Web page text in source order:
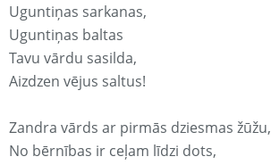
Uguntiņas sarkanas,
Uguntiņas baltas
Tavu vārdu sasilda,
Aizdzen vējus saltus!
Zandra vārds ar pirmās dziesmas žūžu,
No bērnības ir ceļam līdzi dots,